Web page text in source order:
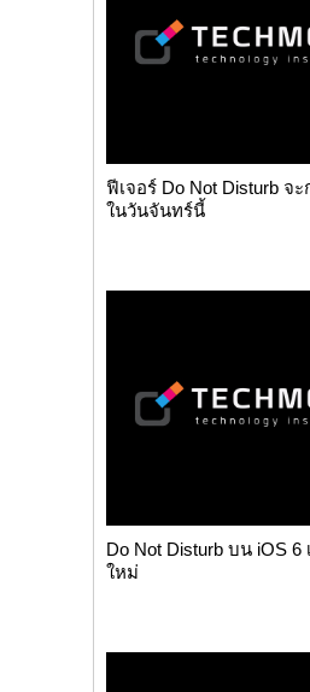
ฟีเจอร์ Do Not Disturb จ
ในวันจันทร์นี้
Do Not Disturb บน iOS 6
ใหม่